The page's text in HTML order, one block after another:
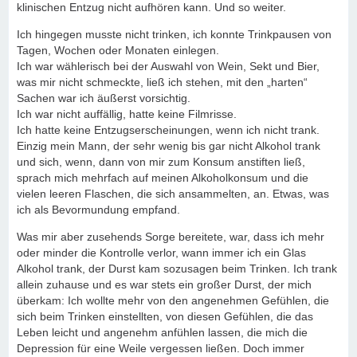
klinischen Entzug nicht aufhören kann. Und so weiter.
Ich hingegen musste nicht trinken, ich konnte Trinkpausen von
Tagen, Wochen oder Monaten einlegen.
Ich war wählerisch bei der Auswahl von Wein, Sekt und Bier,
was mir nicht schmeckte, ließ ich stehen, mit den „harten“
Sachen war ich äußerst vorsichtig.
Ich war nicht auffällig, hatte keine Filmrisse.
Ich hatte keine Entzugserscheinungen, wenn ich nicht trank.
Einzig mein Mann, der sehr wenig bis gar nicht Alkohol trank
und sich, wenn, dann von mir zum Konsum anstiften ließ,
sprach mich mehrfach auf meinen Alkoholkonsum und die
vielen leeren Flaschen, die sich ansammelten, an. Etwas, was
ich als Bevormundung empfand.
Was mir aber zusehends Sorge bereitete, war, dass ich mehr
oder minder die Kontrolle verlor, wann immer ich ein Glas
Alkohol trank, der Durst kam sozusagen beim Trinken. Ich trank
allein zuhause und es war stets ein großer Durst, der mich
überkam: Ich wollte mehr von den angenehmen Gefühlen, die
sich beim Trinken einstellten, von diesen Gefühlen, die das
Leben leicht und angenehm anfühlen lassen, die mich die
Depression für eine Weile vergessen ließen. Doch immer